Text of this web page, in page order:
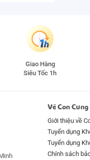
Giao Hàng
Siêu Tốc 1h
Về Con Cưng
Giới thiệu về
Tuyển dụng
Tuyển dụng
Chính sách